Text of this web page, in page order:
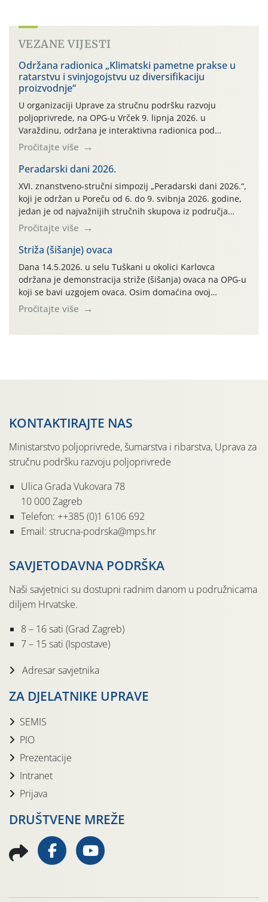
VEZANE VIJESTI
Održana radionica „Klimatski pametne prakse u
ratarstvu i svinjogojstvu uz diversifikaciju
proizvodnje“
U organizaciji Uprave za stručnu podršku razvoju
poljoprivrede, na OPG-u Vrček 9. lipnja 2026. u
Varaždinu, održana je interaktivna radionica pod
nazivom “Klimatski pametne prakse u ratarstvu i
svinjogojstvu uz diversifikaciju proizvodnje”. Radionica je
organizirana u sklopu međunarodnog projekta Climate
Farm Demo (CFD) te stručnih radnih skupina „Klima i
okoliš“ i „Ratarstvo“. Ovaj demonstracijski događaj, […]
Pročitajte više
Peradarski dani 2026.
XVI. znanstveno-stručni simpozij „Peradarski dani 2026.“,
koji je održan u Poreču od 6. do 9. svibnja 2026. godine,
jedan je od najvažnijih stručnih skupova iz područja
peradarstva u Hrvatskoj i široj regiji.
Pročitajte više
Striža (šišanje) ovaca
Dana 14.5.2026. u selu Tuškani u okolici Karlovca
održana je demonstracija striže (šišanja) ovaca na OPG-u
koji se bavi uzgojem ovaca. Osim domaćina ovoj
demonstraciji striže prisustvovalo je desetak
poljoprivrednika iz različitih dijelova Karlovačke županije.
Pročitajte više
KONTAKTIRAJTE NAS
Ministarstvo poljoprivrede, šumarstva i ribarstva, Uprava za
stručnu podršku razvoju poljoprivrede
Ulica Grada Vukovara 78
10 000 Zagreb
Telefon: ++385 (0)1 6106 692
Email: strucna-podrska@mps.hr
SAVJETODAVNA PODRŠKA
Naši savjetnici su dostupni radnim danom u podružnicama
diljem Hrvatske.
8 – 16 sati (Grad Zagreb)
7 – 15 sati (Ispostave)
Adresar savjetnika
ZA DJELATNIKE UPRAVE
SEMIS
PIO
Prezentacije
Intranet
Prijava
DRUŠTVENE MREŽE